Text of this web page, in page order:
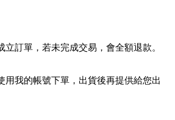
訂單，若未完成交易，會全額退款。
用我的帳號下單，出貨後再提供給您出